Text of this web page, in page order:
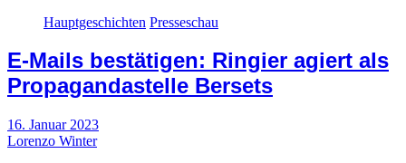
Hauptgeschichten Presseschau
E-Mails bestätigen: Ringier agiert als
Propagandastelle Bersets
16. Januar 2023
Lorenzo Winter